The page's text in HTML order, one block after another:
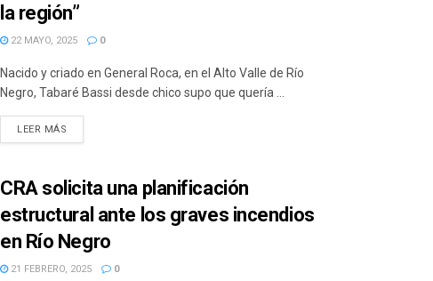
la región”
22 MAYO, 2025 0
Nacido y criado en General Roca, en el Alto Valle de Río
Negro, Tabaré Bassi desde chico supo que quería ...
LEER MÁS
CRA solicita una planificación
estructural ante los graves incendios
en Río Negro
21 FEBRERO, 2025 0